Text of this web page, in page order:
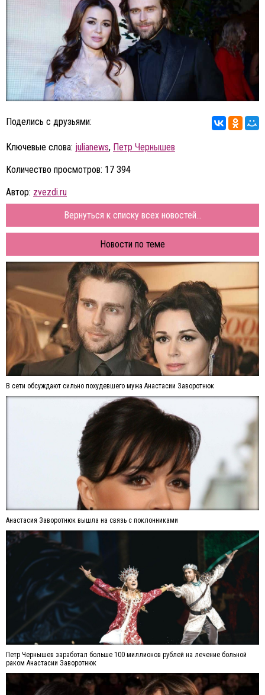
Поделись с друзьями:
Ключевые слова: julianews, Петр Чернышев
Количество просмотров: 17 394
Автор: zvezdi.ru
Вернуться к списку всех новостей...
Новости по теме
В сети обсуждают сильно похудевшего мужа Анастасии Заворотнюк
Анастасия Заворотнюк вышла на связь с поклонниками
Петр Чернышев заработал больше 100 миллионов рублей на лечение больной
раком Анастасии Заворотнюк